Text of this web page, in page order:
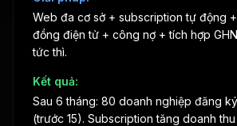
Web đa cơ sở + subscription tự động
đồng điện tử + công nợ + tích hợp
tức thì.
Kết quả:
Sau 6 tháng: 80 doanh nghiệp đăng
(trước 15). Subscription tăng doanh